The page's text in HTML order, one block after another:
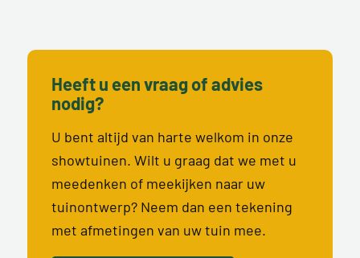
Heeft u een vraag of advies
nodig?
U bent altijd van harte welkom in onze
showtuinen. Wilt u graag dat we met u
meedenken of meekijken naar uw
tuinontwerp? Neem dan een tekening
met afmetingen van uw tuin mee.